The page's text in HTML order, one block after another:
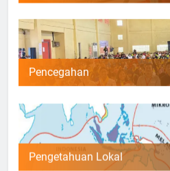
Pencegahan
Pengetahuan Lokal